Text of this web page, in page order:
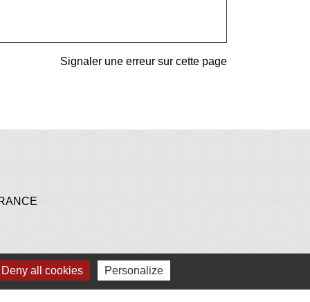
Signaler une erreur sur cette page
à 17 h - le mardi et le samedi de 9 h à 12 h
Deny all cookies Personalize